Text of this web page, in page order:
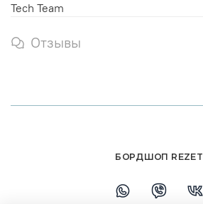
Tech Team
Отзывы
БОРДШОП REZET